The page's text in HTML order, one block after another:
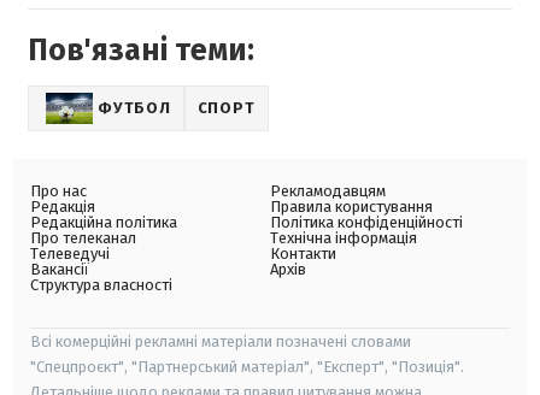
Пов'язані теми:
ФУТБОЛ СПОРТ
Про нас
Редакція
Редакційна політика
Про телеканал
Телеведучі
Вакансії
Структура власності
Рекламодавцям
Правила користування
Політика конфіденційності
Технічна інформація
Контакти
Архів
Всі комерційні рекламні матеріали позначені словами
"Спецпроєкт", "Партнерський матеріал", "Експерт", "Позиція".